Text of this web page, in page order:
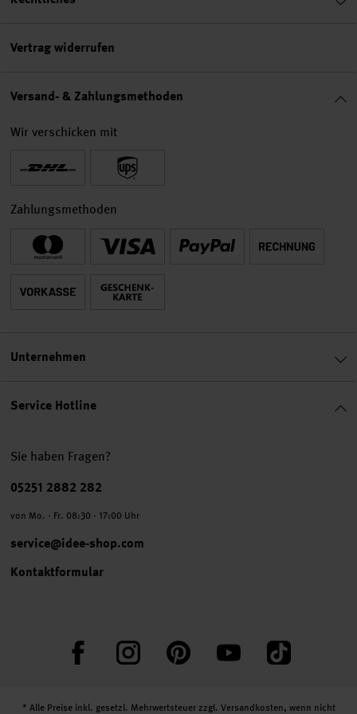
Service Hotline
Sie haben Fragen?
Telefonnummer
05251 2882 282
von Mo. - Fr. 08:30 - 17:00 Uhr
service@idee-shop.com
Kontaktformular
FacebookInstagram PinterestYouTube TikTok
Vertrag widerrufen
Versand- & Zahlungsmethoden
Wir verschicken mit
Zahlungsmethoden
Unternehmen
* Alle Preise inkl. gesetzl. Mehrwertsteuer zzgl. Versandkosten, wenn nicht